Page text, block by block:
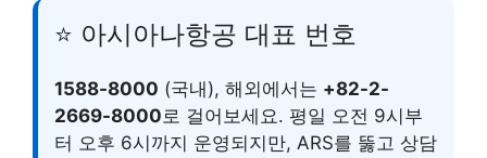
⭐ 아시아나항공 대표 번호
1588-8000 (국내), 해외에서는 +82-2-
2669-8000로 걸어보세요. 평일 오전 9시부
터 오후 6시까지 운영되지만, ARS를 뚫고 상담